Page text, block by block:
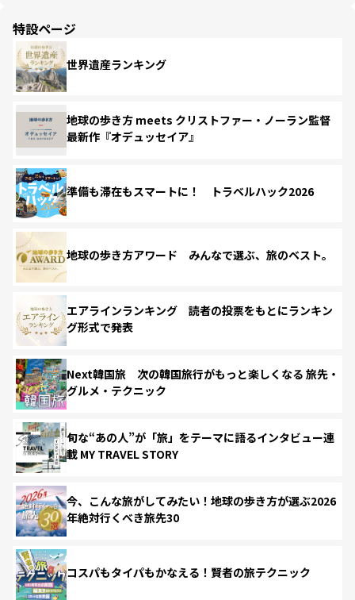
特設ページ
世界遺産ランキング
地球の歩き方 meets クリストファー・ノーラン監督
最新作『オデュッセイア』
準備も滞在もスマートに！ トラベルハック2026
地球の歩き方アワード みんなで選ぶ、旅のベスト。
エアラインランキング 読者の投票をもとにランキン
グ形式で発表
Next韓国旅 次の韓国旅行がもっと楽しくなる 旅先・
グルメ・テクニック
旬な“あの人”が「旅」をテーマに語るインタビュー連
載 MY TRAVEL STORY
今、こんな旅がしてみたい！地球の歩き方が選ぶ2026
年絶対行くべき旅先30
コスパもタイパもかなえる！賢者の旅テクニック